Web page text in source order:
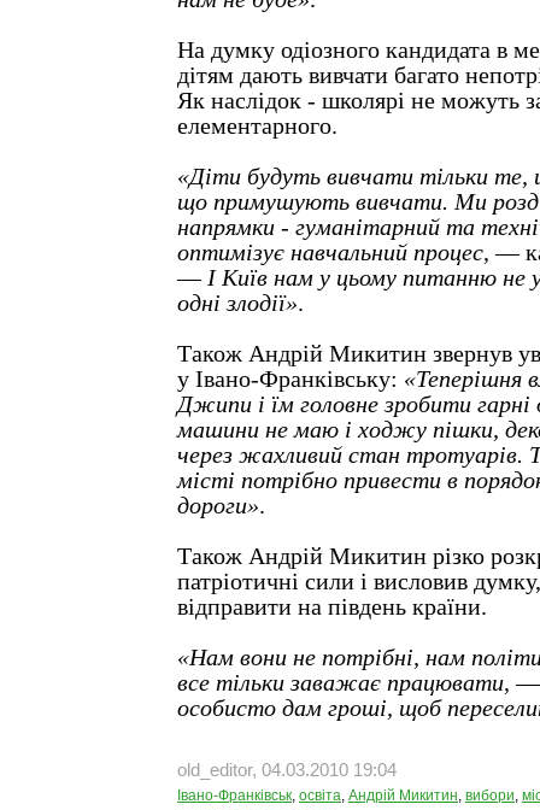
На думку одіозного кандидата в
дітям дають вивчати багато
Як наслідок - школярі не можуть
елементарного.
«Діти будуть вивчати тільки
що примушують вивчати. Ми
напрямки - гуманітарний та
оптимізує навчальний процес, —
—І Київ нам у цьому питанню не
одні злодії».
Також Андрій Микитин звернув
у Івано-Франківську: «Теперішня
Джипи і їм головне зробити
машини не маю і ходжу пішки,
через жахливий стан тротуарів.
місті потрібно привести в
дороги».
Також Андрій Микитин різко
патріотичні сили і висловив
відправити на південь країни.
«Нам вони не потрібні, нам
все тільки заважає працювати, —
особисто дам гроші, щоб
old_editor, 04.03.2010 19:04
Івано-Франківськ, освіта, Андрій Микитин, вибори,